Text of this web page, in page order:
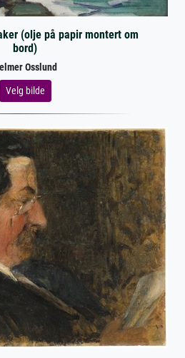
(olje på papir montert om
bord)
Osslund
Velg bilde